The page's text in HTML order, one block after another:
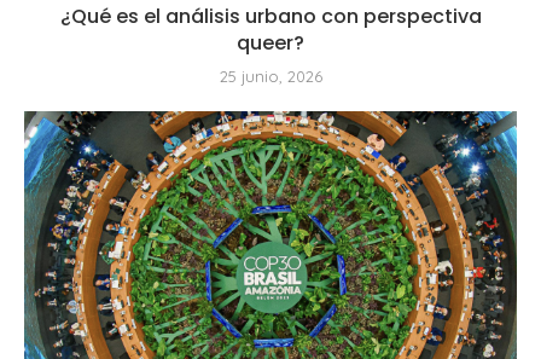
¿Qué es el análisis urbano con perspectiva
queer?
25 junio, 2026